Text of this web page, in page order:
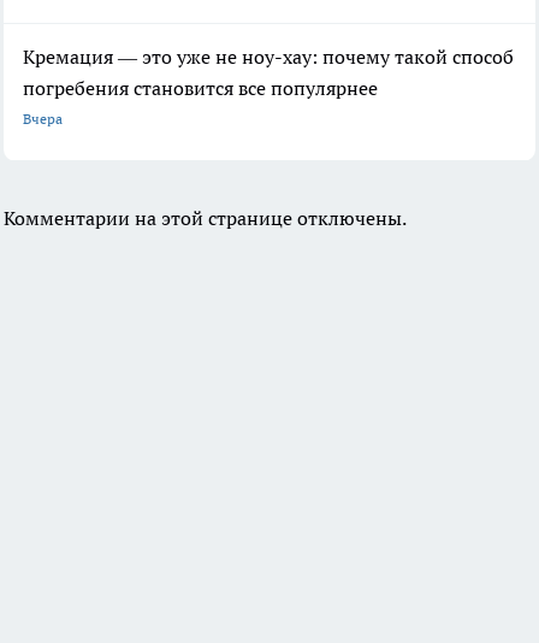
Кремация — это уже не ноу-хау: почему такой способ
погребения становится все популярнее
Вчера
Комментарии на этой странице отключены.